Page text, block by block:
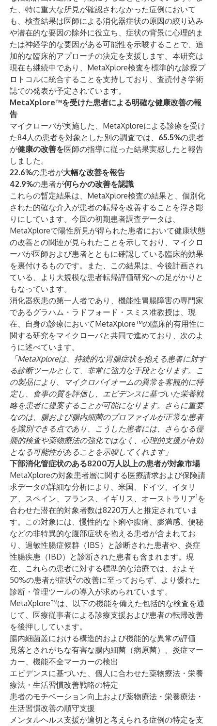
た、特に重大な所見が確認されなかった症例において
も、検査結果は医師による消化器症状の原因の絞り込み
や潜在的な要因の除外に役立ち、症状の背景に心理的ま
たは神経学的な要因がある可能性を示唆することで、追
加的な臨床的アプローチの決定を支援します。本研究は
現在も継続中であり、MetaXplore検査を標準的な診療プ
ロトコルに統合することを支持しており、査読付き学術
誌での発表が予定されています。
MetaXplore™を受けた患者による明確な健康改善の報
告
マイクローバが実施した、MetaXploreによる診療を受け
た84人の患者を対象とした別の調査では、 65.5%の患者
が健康の改善を医師の指導に従った結果実感したと報告
しました。
22.6%の患者が大幅な改善を報告
42.9%の患者が何らかの改善を認識
これらの暫定結果は、MetaXplore検査の結果と、個別化
された的確な介入が患者の転帰を改善することを浮き彫
りにしています。今回の初期患者調査データは、
MetaXploreで陽性所見が得られた患者において健康状態
の改善との関連が見られたことを示しており、マイクロ
ーバが医師および患者とともに確認している臨床的効果
を裏付けるものです。また、この結果は、今後計画され
ている、より大規模な患者転帰評価研究への足がかりと
もなっています。
消化器疾患の第一人者であり、機能性胃腸障害の専門家
であるグラハム・ラドフォード・スミス准教授は、現
在、自身の診療においてMetaXplore™の臨床的有用性に
関する研究をマイクローバと共同で進めており、次のよ
うに述べています。
「MetaXploreは、持続的な胃腸症状を抱える患者に対す
る診断ツールとして、非常に強力な手段となります。こ
の製品により、マイクロバイオームの異常を客観的に特
定し、食事の質を評価し、エビデンスに基づいた栄養戦
略を患者に提案することが可能になります。さらに重要
なのは、腸および腸内細菌のプロファイルが正常な患者
を識別できる点であり、こうした患者には、さらなる侵
襲的検査や薬物療法の強化ではなく、心理的支援が有効
となる可能性があることを示唆してくれます」
下部消化管症状のある8200万人以上の患者が対象市場
MetaXploreの対象患者層に関する医療請求および保険請
求データの詳細な分析により、米国、ドイツ、イタリ
ア、スペイン、フランス、イギリス、オーストラリア1 を
合わせた潜在的対象者数は8220万人と推定されていま
す。この対象には、慢性的な下痢や腹痛、膨満感、便秘
などの非特異的な腹部症状を抱える患者が含まれてお
り、過敏性腸症候群（IBS）と診断された患者や、炎症
性腸疾患（IBD）と診断された患者も含まれます。現
在、これらの患者に対する標準的な治療では、およそ
50%の患者が症状2の改善に至っておらず、より優れた
診断・管理ツールの導入が求められています。
MetaXplore™は、以下の機能を備えた包括的な検査を通
じて、医療従事者による診療支援および患者の転帰改善
を後押ししています。
腸内細菌叢における構造的および機能的な異常の評価
見落とされがちな有害な腸内細菌（病原菌）、炎症マー
カー、機能不全マーカーの検出
エビデンスに基づいた、個人に合わせた薬物療法・栄養
療法・生活習慣改善戦略の特定
患者のモチベーション向上および薬物療法・栄養療法・
生活習慣改善の順守支援
メンタルヘルス支援が適切と考えられる症例の特定を支